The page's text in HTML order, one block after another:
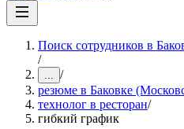
Поиск сотрудников в
/
... /
резюме в Баковке
технолог в ресторан/
гибкий график